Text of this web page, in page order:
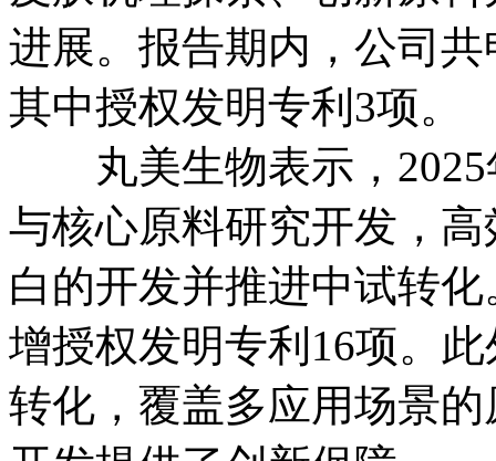
进展。报告期内，公司
其中授权发明专利3项。
丸美生物表示，2025
与核心原料研究开发，
白的开发并推进中试转
增授权发明专利16项。
转化，覆盖多应用场景